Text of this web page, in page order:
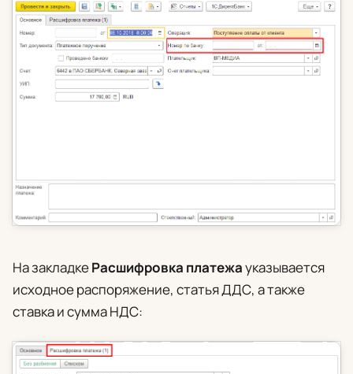
На закладкеРасшифровка платежауказывается
исходное распоряжение, статья ДДС, а также
ставка и сумма НДС: